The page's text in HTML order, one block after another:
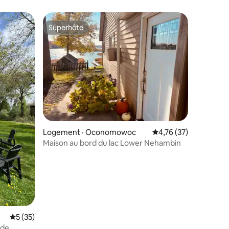
Note moyenne de 5 sur 5, 35 commentaires
5 (35)
Superhôte
Superhôte
Logement · Oconomowoc Note moyenne de
4,76 (37)
Maison au bord du lac Lower Nehambin